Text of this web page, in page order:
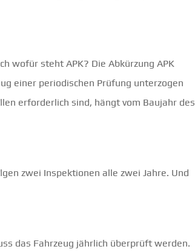
wofür steht APK? Die Abkürzung APK
einer periodischen Prüfung unterzogen
erforderlich sind, hängt vom Baujahr des
zwei Inspektionen alle zwei Jahre. Und
das Fahrzeug jährlich überprüft werden.